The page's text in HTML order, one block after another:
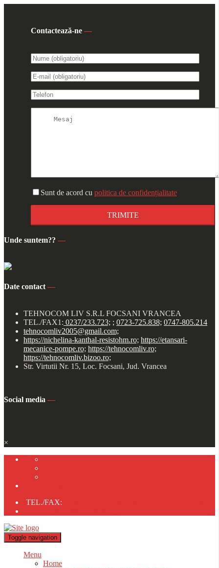
Contactează-ne —
Sunt de acord cu politica de confidențialitate
Unde suntem?? —
Date contact —
TEHNOCOM LIV S.R.L FOCSANI VRANCEA
TEL./FAX1: 0237/233.723; ; 0723-725.838; 0747-805.214
tehnocomliv2005@gmail.com;
https://nichelina-kanthal-resistohm.ro; https://etansari-
mecanice-pompe.ro; https://tehnocomliv.ro;
https://tehnocomliv.bizoo.ro;
Str. Virtutii Nr. 15, Loc. Focsani, Jud. Vrancea
Social media —
×
TEL./FAX:
Toggle navigation
Menu
Home